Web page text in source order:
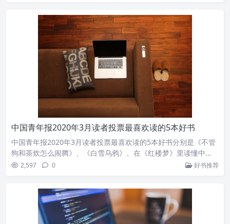
中国青年报2020年3月读者投票最喜欢读的5本好书
中国青年报2020年3月读者投票最喜欢读的5本好书分别是《不管
狗和茶炊怎么闹腾》、《白雪乌鸦》、在《红楼梦》里读懂中
国、《战“疫”之歌》、《北野武的深夜物语》。
2,597 0 好书推荐